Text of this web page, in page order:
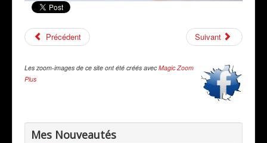
Précédent Suivant
Les zoom-images de ce site ont été créés avecMagic Zoom
Plus
Mes Nouveautés